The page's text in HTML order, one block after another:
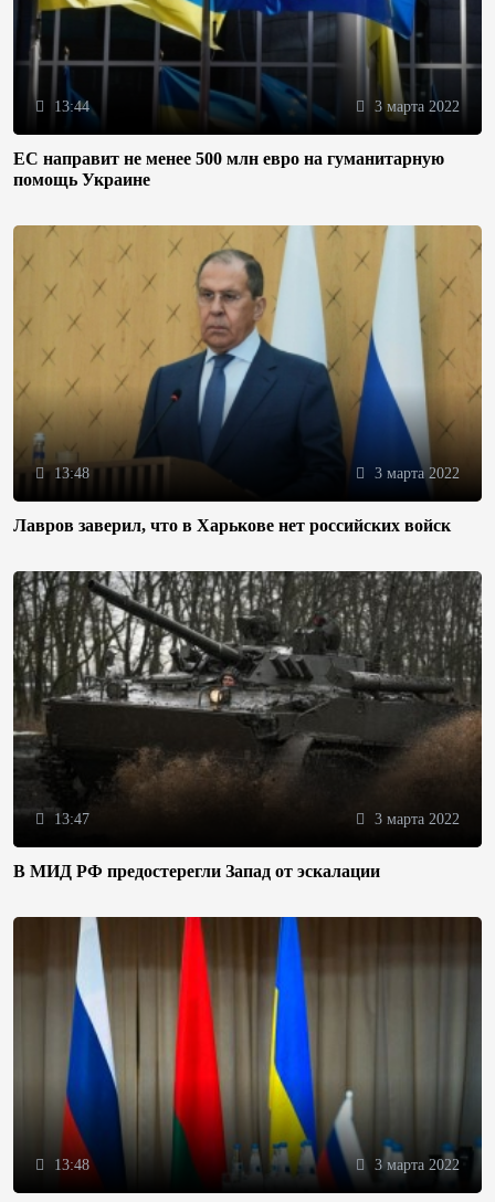
13:44 3 марта 2022
ЕС направит не менее 500 млн евро на гуманитарную
помощь Украине
13:48 3 марта 2022
Лавров заверил, что в Харькове нет российских войск
13:47 3 марта 2022
В МИД РФ предостерегли Запад от эскалации
13:48 3 марта 2022